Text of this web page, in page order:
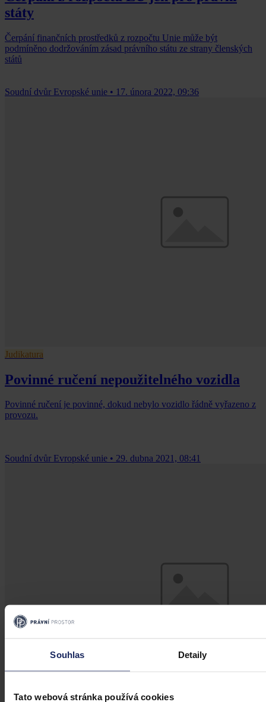
Souhlas Detaily
Tato webová stránka používá cookies
státy
Čerpání finančních prostředků z rozpočtu Unie může být
podmíněno dodržováním zásad právního státu ze strany členských
států
Soudní dvůr Evropské unie • 17. února 2022, 09:36
Judikatura
Povinné ručení nepoužitelného vozidla
Povinné ručení je povinné, dokud nebylo vozidlo řádně vyřazeno z
provozu.
Soudní dvůr Evropské unie • 29. dubna 2021, 08:41